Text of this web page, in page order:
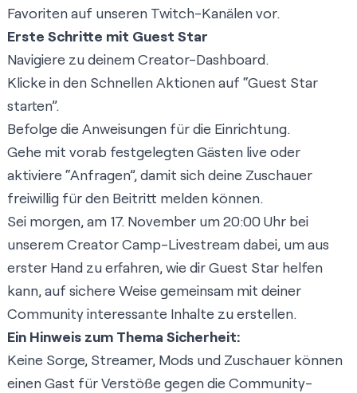
Favoriten auf unseren Twitch-Kanälen vor.
Erste Schritte mit Guest Star
Navigiere zu deinem Creator-Dashboard.
Klicke in den Schnellen Aktionen auf “Guest Star
starten”.
Befolge die Anweisungen für die Einrichtung.
Gehe mit vorab festgelegten Gästen live oder
aktiviere “Anfragen”, damit sich deine Zuschauer
freiwillig für den Beitritt melden können.
Sei morgen, am 17. November um 20:00 Uhr bei
unseremCreator Camp-Livestreamdabei, um aus
erster Hand zu erfahren, wie dir Guest Star helfen
kann, auf sichere Weise gemeinsam mit deiner
Community interessante Inhalte zu erstellen.
Ein Hinweis zum Thema Sicherheit:
Keine Sorge, Streamer, Mods und Zuschauer können
einen Gast für Verstöße gegen die Community-